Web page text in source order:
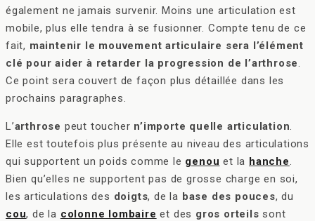
également ne jamais survenir. Moins une articulation est
mobile, plus elle tendra à se fusionner. Compte tenu de ce
fait, maintenir le mouvement articulaire sera l’élément
clé pour aider à retarder la progression de l’arthrose
Ce point sera couvert de façon plus détaillée dans les
prochains paragraphes.
L’arthrose peut toucher n’importe quelle articulation
Elle est toutefois plus présente au niveau des articulations
qui supportent un poids comme le genou et la hanche
Bien qu’elles ne supportent pas de grosse charge en soi,
les articulations des doigts, de la base des pouces, du
cou, de la colonne lombaire et des gros orteils sont